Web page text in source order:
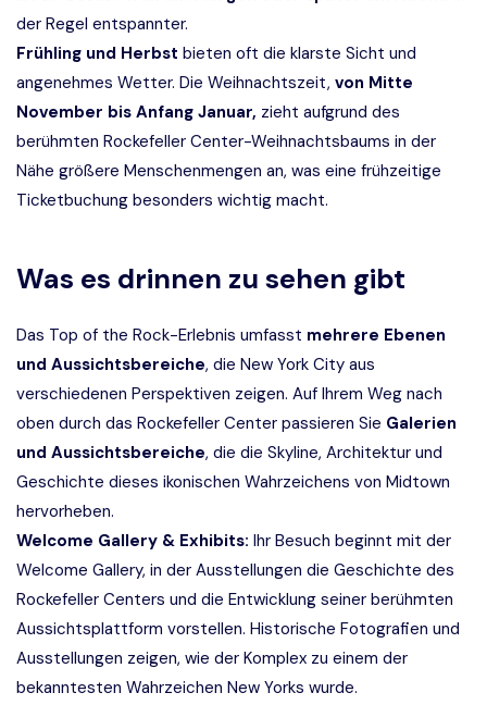
der Regel entspannter.
Frühling und Herbst bieten oft die klarste Sicht und
angenehmes Wetter. Die Weihnachtszeit, von Mitte
November bis Anfang Januar, zieht aufgrund des
berühmten Rockefeller Center-Weihnachtsbaums in der
Nähe größere Menschenmengen an, was eine frühzeitige
Ticketbuchung besonders wichtig macht.
Was es drinnen zu sehen gibt
Das Top of the Rock-Erlebnis umfasst mehrere Ebenen
und Aussichtsbereiche, die New York City aus
verschiedenen Perspektiven zeigen. Auf Ihrem Weg nach
oben durch das Rockefeller Center passieren Sie Galerien
und Aussichtsbereiche, die die Skyline, Architektur und
Geschichte dieses ikonischen Wahrzeichens von Midtown
hervorheben.
Welcome Gallery & Exhibits: Ihr Besuch beginnt mit der
Welcome Gallery, in der Ausstellungen die Geschichte des
Rockefeller Centers und die Entwicklung seiner berühmten
Aussichtsplattform vorstellen. Historische Fotografien und
Ausstellungen zeigen, wie der Komplex zu einem der
bekanntesten Wahrzeichen New Yorks wurde.